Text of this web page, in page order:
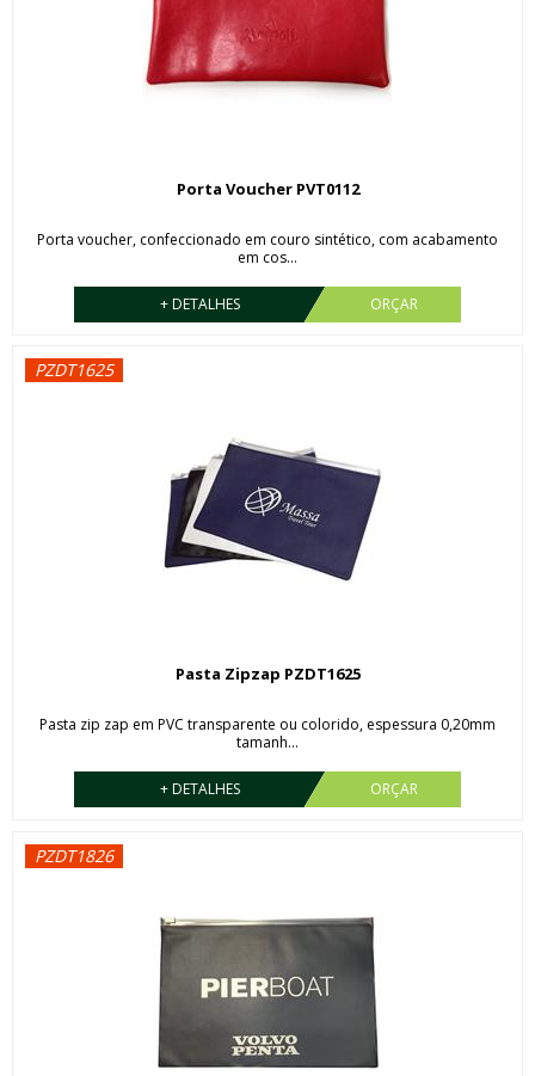
Porta Voucher PVT0112
Porta voucher, confeccionado em couro sintético, com acabamento
em cos...
+ DETALHES ORÇAR
PZDT1625
Pasta Zipzap PZDT1625
Pasta zip zap em PVC transparente ou colorido, espessura 0,20mm
tamanh...
+ DETALHES ORÇAR
PZDT1826